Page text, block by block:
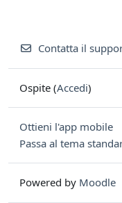
Contatta il
Ospite (Accedi)
Ottieni l'app mobile
Passa al tema
Powered by Moodle